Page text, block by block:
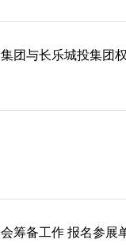
团与长乐城投集
筹备工作 报名参展